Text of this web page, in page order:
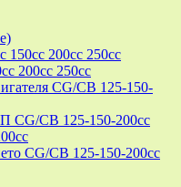
150cc 200cc 250cc
200cc 250cc
CG/CB 125-150-
CG/CB 125-150-200cc
CG/CB 125-150-200cc